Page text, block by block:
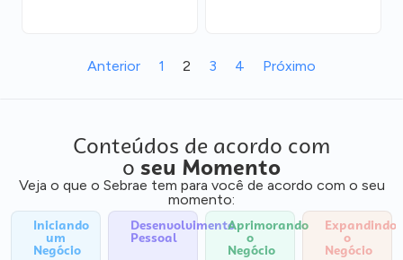
Anterior 1 2 3 4 Próximo
Conteúdos de acordo com
o seu Momento
Veja o que o Sebrae tem para você de acordo com o seu
momento:
Iniciando
um
Negócio
Desenvolvimento
Pessoal
Aprimorando
o
Negócio
Expandindo
o
Negócio